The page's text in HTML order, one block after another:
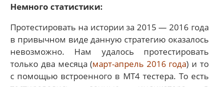
Немного статистики:
Протестировать на истории за 2015 — 2016 года
в привычном виде данную стратегию оказалось
невозможно. Нам удалось протестировать
только два месяца (март-апрель 2016 года) и то
с помощью встроенного в МТ4 тестера. То есть